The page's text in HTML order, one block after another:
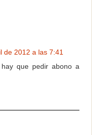
de 2012 a las 7:41
que pedir abono a